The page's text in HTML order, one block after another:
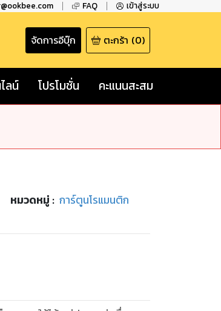
FAQ เข้าสู่ระบบ
จัดการอีบุ๊ก ตะกร้า (0)
ลน์ โปรโมชั่น คะแนนสะสม
หมวดหมู่ : การ์ตูนโรแมนติก